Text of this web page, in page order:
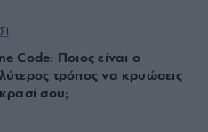
Code: Ποιος είναι ο
τρόπος να κρυώσεις
σου;